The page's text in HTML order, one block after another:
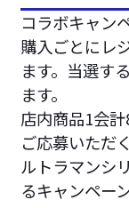
コラボキャン
購入ごとにレ
ます。当選す
ます。
店内商品1会
ご応募いただ
ルトラマンシ
るキャンペー